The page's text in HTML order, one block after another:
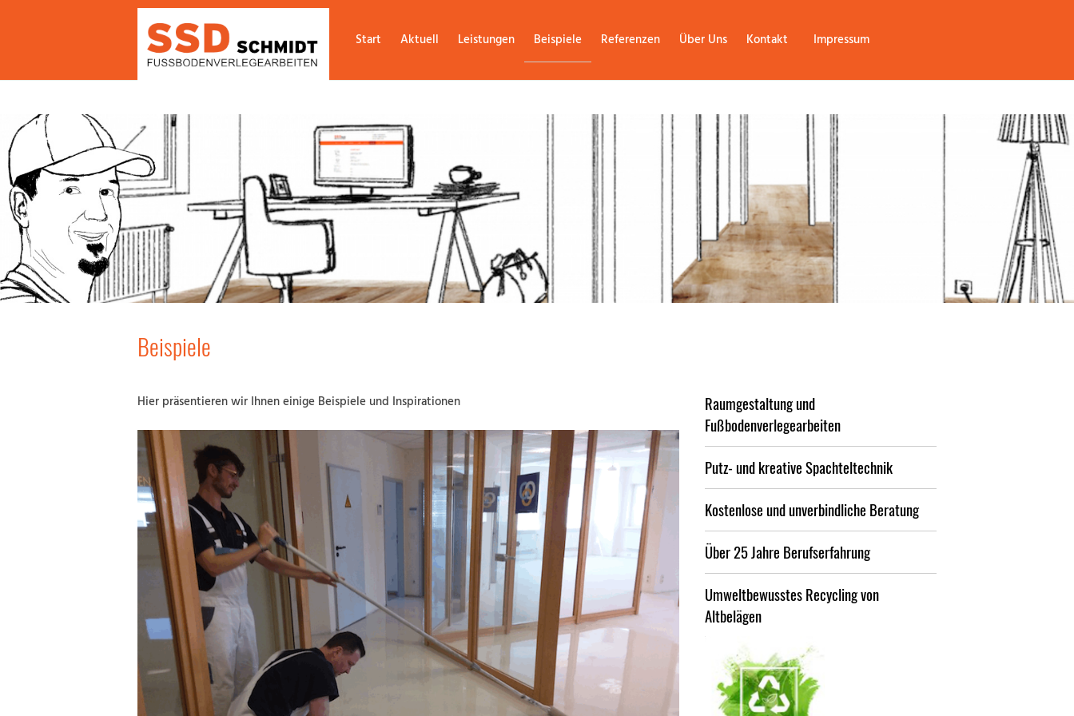
Start Aktuell Leistungen Beispiele Referenzen Über Uns Kontakt Impressum
Beispiele
Hier präsentieren wir Ihnen einige Beispiele und Inspirationen
Raumgestaltung und
Fußbodenverlegearbeiten
Putz- und kreative Spachteltechnik
Kostenlose und unverbindliche Beratung
Über 25 Jahre Berufserfahrung
Umweltbewusstes Recycling von
Altbelägen